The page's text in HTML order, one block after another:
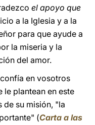
el apoyo que
a la Iglesia y a la
para que ayude a
la miseria y la
del amor.
en vosotros
le plantean en este
de su misión, "la
(Carta a las